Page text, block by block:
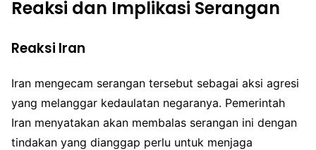
Reaksi dan Implikasi Serangan
Reaksi Iran
Iran mengecam serangan tersebut sebagai aksi agresi
yang melanggar kedaulatan negaranya. Pemerintah
Iran menyatakan akan membalas serangan ini dengan
tindakan yang dianggap perlu untuk menjaga